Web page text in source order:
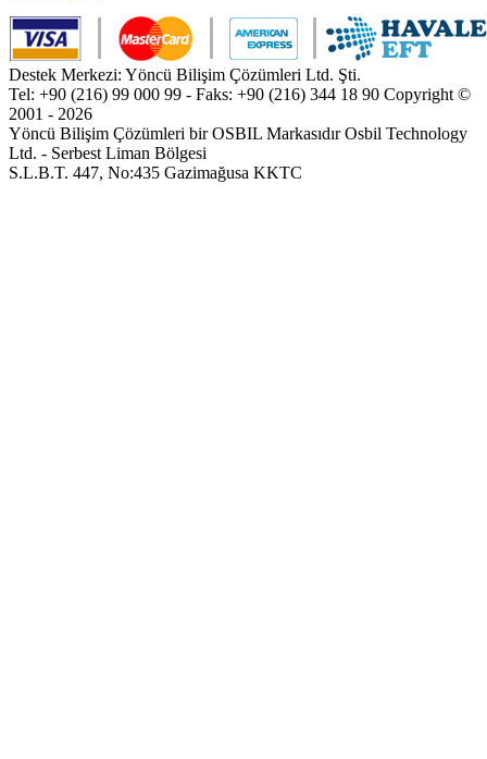
Destek Merkezi: Yöncü Bilişim Çözümleri Ltd. Şti.
Tel: +90 (216) 99 000 99 - Faks: +90 (216) 344 18 90 Copyright ©
2001 - 2026
Yöncü Bilişim Çözümleri bir OSBIL Markasıdır Osbil Technology
Ltd. - Serbest Liman Bölgesi
S.L.B.T. 447, No:435 Gazimağusa KKTC